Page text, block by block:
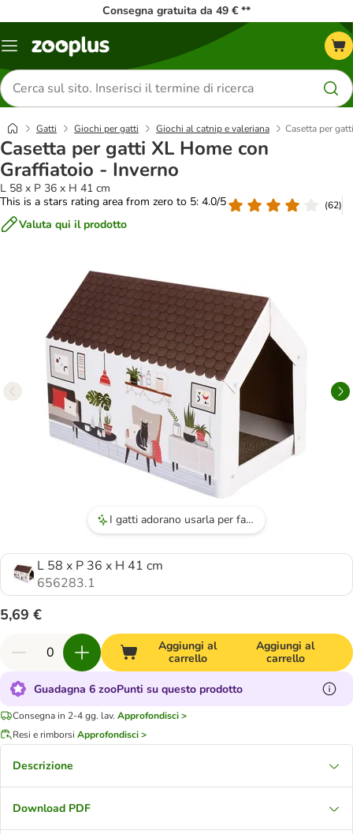
Consegna gratuita da 49 € **
Overview
Cerca
prodotti
Gatti Giochi per gatti Giochi al catnip e valeriana Casetta per
Casetta per gatti XL Home con
Graffiatoio - Inverno
L 58 x P 36 x H 41 cm
This is a stars rating area from zero to 5: 4.0/5
(62)
Valuta qui il prodotto
I gatti adorano usarla per farsi le unghie.
L 58 x P 36 x H 41 cm
656283.1
5,69 €
Aggiungi al
carrello
Aggiungi al
carrello
Guadagna 6 zooPunti su questo prodotto
Consegna in 2-4 gg. lav. Approfondisci >
Resi e rimborsi Approfondisci >
Descrizione
Download PDF